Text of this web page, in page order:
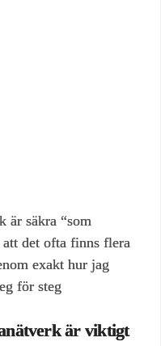
är säkra “som
att det ofta finns flera
exakt hur jag
för steg
är viktigt